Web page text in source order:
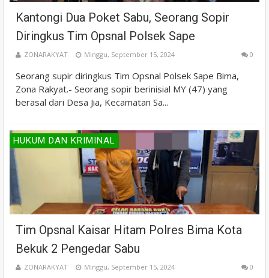
Kantongi Dua Poket Sabu, Seorang Sopir
Diringkus Tim Opsnal Polsek Sape
ZONARAKYAT Minggu, September 15, 2024 0
Seorang supir diringkus Tim Opsnal Polsek Sape Bima,
Zona Rakyat.- Seorang sopir berinisial MY (47) yang
berasal dari Desa Jia, Kecamatan Sa...
HUKUM DAN KRIMINAL
Tim Opsnal Kaisar Hitam Polres Bima Kota
Bekuk 2 Pengedar Sabu
ZONARAKYAT Minggu, September 15, 2024 0